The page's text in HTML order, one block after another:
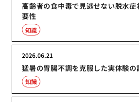
高齢者の食中毒で見逃せない脱水
要性
知識
猛暑の胃腸不調を克服した実体験の
2026.06.21
知識